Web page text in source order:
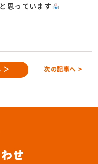
思っています
＞ 次の記事へ >
せ